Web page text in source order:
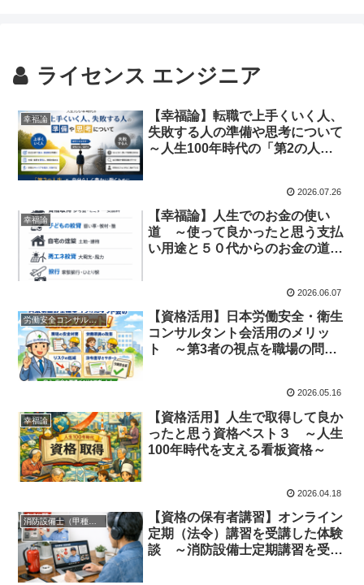
ライセンス エンジニア
幸福論
【幸福論】転職で上手くいく人、
失敗する人の準備や思考について
～人生100年時代の「第2の人
2026.07.26
幸福論
【幸福論】人生でのお金の使い
道 ～使って良かったと思う支払
い用途と５０代からのお金の道し
2026.06.07
労働安全コンサルタント
【資格活用】日本労働安全・衛生
コンサルタント会活用のメリッ
ト ～第3者の視点を職場の問題
2026.05.16
幸福論
【資格活用】人生で取得して良か
ったと思う資格ベスト３ ～人生
100年時代を支える看板資格～
2026.04.18
消防設備士（甲種第４類、乙種第７類）
【資格の保有者講習】オンライン
定期（法令）講習を受講した体験
談 ～消防設備士定期講習を受講